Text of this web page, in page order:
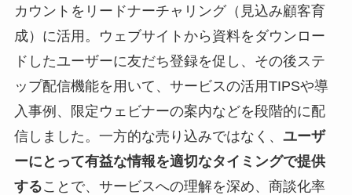
カウントをリードナーチャリング（見込み顧客育
成）に活用。ウェブサイトから資料をダウンロー
ドしたユーザーに友だち登録を促し、その後ステ
ップ配信機能を用いて、サービスの活用TIPSや導
入事例、限定ウェビナーの案内などを段階的に配
信しました。一方的な売り込みではなく、 ユーザ
ーにとって有益な情報を適切なタイミングで提供
することで、サービスへの理解を深め、商談化率